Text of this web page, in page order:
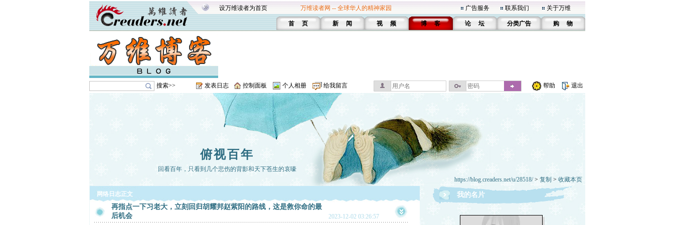
设万维读者为首页 万维读者网 -- 全球华人的精神家园 广告服务 联系我们 关于万维
首 页 新 闻 视 频 博 客 论 坛 分类广告 购 物
搜索>> 发表日志 控制面板 个人相册 给我留言 帮助 退出
俯视百年
回看百年，只看到几个悲伤的背影和天下苍生的哀嚎
https://blog.creaders.net/u/28518/> 复制 > 收藏本页
网络日志正文
再指点一下习老大，立刻回归胡耀邦赵紫阳的路线，这是救你命的最
后机会
2023-12-02 03:26:57
我的名片